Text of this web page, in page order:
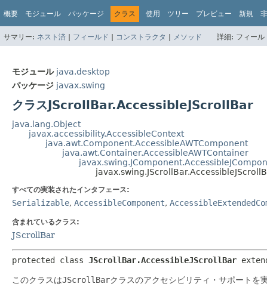
概要 モジュール パッケージ クラス 使用 ツリー プレビュー 新規
サマリー: ネスト済 | フィールド | コンストラクタ | メソッド 詳細: フィール
モジュール java.desktop
パッケージ javax.swing
クラスJScrollBar.AccessibleJScrollBar
java.lang.Object
javax.accessibility.AccessibleContext
java.awt.Component.AccessibleAWTComponent
java.awt.Container.AccessibleAWTContainer
すべての実装されたインタフェース:
Serializable, AccessibleComponent,
含まれているクラス:
JScrollBar
protected class JScrollBar.AccessibleJScrollBar
このクラスはJScrollBarクラスのアクセシビリティ・サポートを